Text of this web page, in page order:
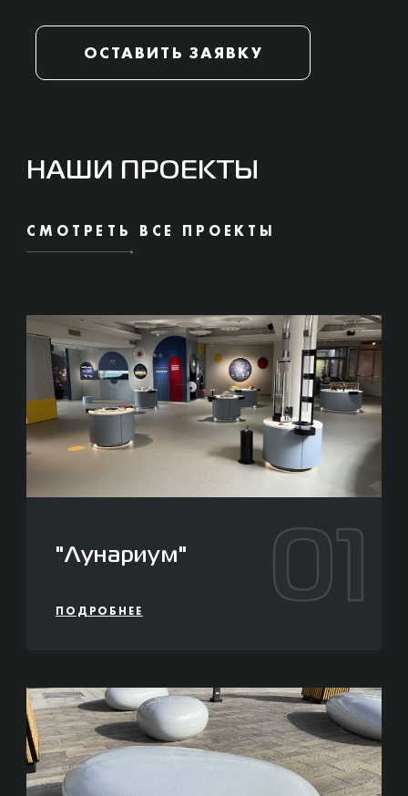
ОСТАВИТЬ ЗАЯВКУ
НАШИ ПРОЕКТЫ
СМОТРЕТЬ ВСЕ ПРОЕКТЫ
"Лунариум"
ПОДРОБНЕЕ 01